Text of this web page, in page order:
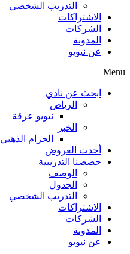
التدريب الشخصي
الاشتراكات
الشركات
المدونة
عن نيويو
Menu
ابحث عن نادي
الرياض
نيويو عرقة
الخبر
الحزام الذهبي
أحدث العروض
حصصنا التدريبية
الوصف
الجدول
التدريب الشخصي
الاشتراكات
الشركات
المدونة
عن نيويو